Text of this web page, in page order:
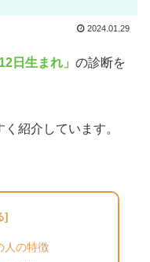
2024.01.29
日生まれ」 の診断を
紹介しています。
人の特徴